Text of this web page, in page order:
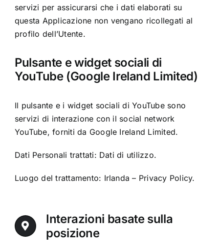
servizi per assicurarsi che i dati elaborati su
questa Applicazione non vengano ricollegati al
profilo dell’Utente.
Pulsante e widget sociali di
YouTube (Google Ireland Limited)
Il pulsante e i widget sociali di YouTube sono
servizi di interazione con il social network
YouTube, forniti da Google Ireland Limited.
Dati Personali trattati: Dati di utilizzo.
Luogo del trattamento: Irlanda – Privacy Policy.
Interazioni basate sulla
posizione